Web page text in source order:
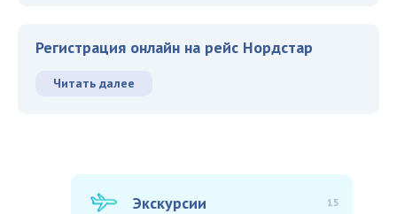
Регистрация онлайн на рейс Нордстар
Читать далее
Экскурсии 15